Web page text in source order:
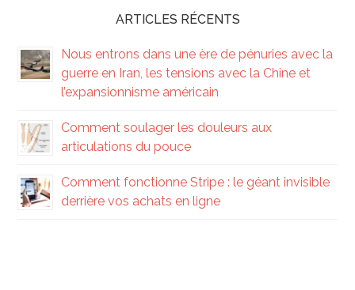
ARTICLES RÉCENTS
Nous entrons dans une ère de pénuries avec la
guerre en Iran, les tensions avec la Chine et
l’expansionnisme américain
Comment soulager les douleurs aux
articulations du pouce
Comment fonctionne Stripe : le géant invisible
derrière vos achats en ligne